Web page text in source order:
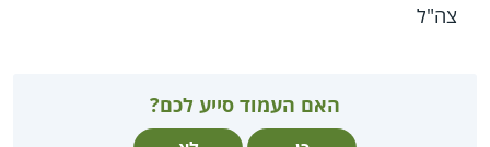
צה"ל
האם העמוד סייע לכם?